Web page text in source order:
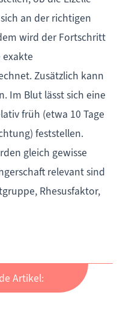
an der richtigen
wird der Fortschritt
exakte
Zusätzlich kann
Im Blut lässt sich eine
früh (etwa 10 Tage
feststellen.
gleich gewisse
relevant sind
Rhesusfaktor,
Artikel: